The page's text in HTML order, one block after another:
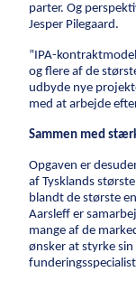
Digitalt
parter. Og
Jesper Pilegaard.
”IPA-
og flere af de
udbyde nye
med at arbejde
Sammen med
Opgaven er
af Tysklands
blandt de største
Aarsleff er
mange af de
ønsker at styrke